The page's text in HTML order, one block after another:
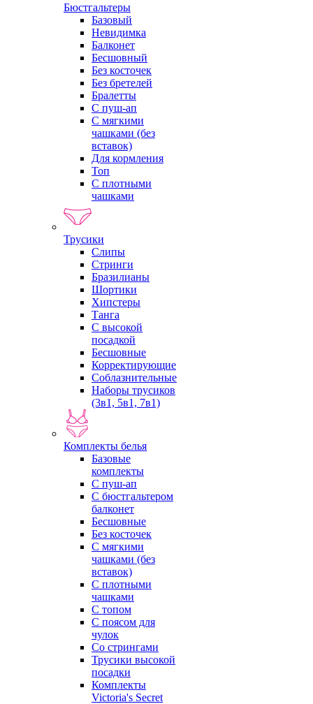
Бюстгальтеры
Базовый
Невидимка
Балконет
Бесшовный
Без косточек
Без бретелей
Бралетты
С пуш-ап
С мягкими
чашками (без
вставок)
Для кормления
Топ
С плотными
чашками
Трусики
Слипы
Стринги
Бразилианы
Шортики
Хипстеры
Танга
С высокой
посадкой
Бесшовные
Корректирующие
Соблазнительные
Наборы трусиков
(3в1, 5в1, 7в1)
Комплекты белья
Базовые
комплекты
С пуш-ап
С бюстгальтером
балконет
Бесшовные
Без косточек
С мягкими
чашками (без
вставок)
С плотными
чашками
С топом
С поясом для
чулок
Со стрингами
Трусики высокой
посадки
Комплекты
Victoria's Secret